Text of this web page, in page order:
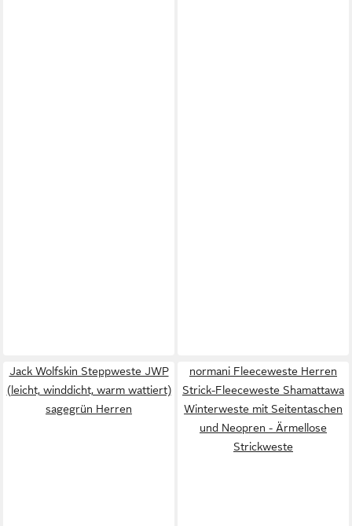
Jack Wolfskin Steppweste JWP
(leicht, winddicht, warm wattiert)
sagegrün Herren
normani Fleeceweste Herren
Strick-Fleeceweste Shamattawa
Winterweste mit Seitentaschen
und Neopren - Ärmellose
Strickweste